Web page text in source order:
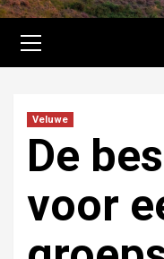
Menu
Veluwe
De
voor